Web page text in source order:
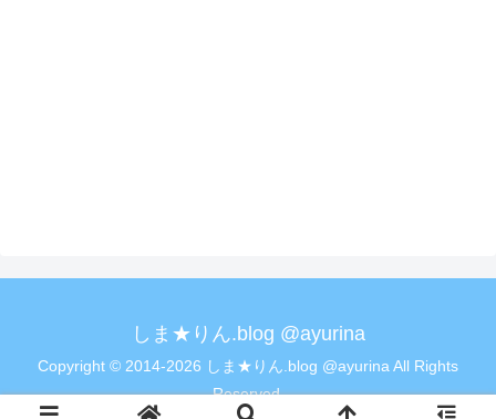
しま★りん.blog @ayurina
Copyright © 2014-2026 しま★りん.blog @ayurina All Rights
Reserved.